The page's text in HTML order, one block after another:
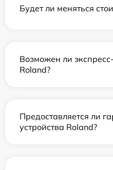
Будет ли меняться
Возможен ли
Roland?
Предоставляется ли
устройства Roland?